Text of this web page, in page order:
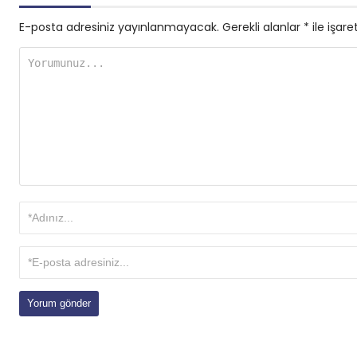
E-posta adresiniz yayınlanmayacak. Gerekli alanlar * ile